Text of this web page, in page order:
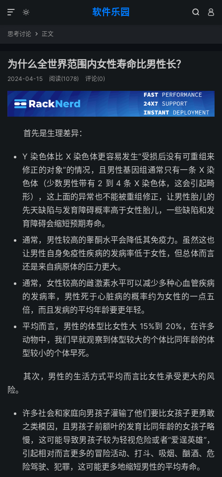
软件乐园 
 

思考讨论  正文
为什么全世界范围内女性寿命比男性长？
2024-04-15 阅读(1078) 评论(0)
首先是生理差异：
Y 染色体比 X 染色体更容易发生“受损后没有可重组来
修正的对象”的情况，且男性基因组通常只有一条 X 染
色体（少数男性带有 2 到 4 条 X 染色体，这会引起畸
形），这上面的异常也不能被重组修正，让男性胎儿的
先天缺陷与发育障碍概率高于女性胎儿，一些缺陷和发
育障碍会缩短预期寿命。
通常，男性较高的睾酮水平会降低其免疫力。虽然这也
让男性自身免疫性疾病的发病率低于女性，但总体而言
还是来自病原体的压力更大。
通常，女性较高的雌激素水平可以减少多种心血管疾病
的发病率，男性死于心脏病的概率约为女性的一点五
倍，而且发病的平均年龄要更年轻。
平均而言，男性的体型比女性大 15%到 20%，在许多
动物中，我们早就观察到体型较大的个体比同年龄的体
型较小的个体早死。
其次，男性的生活方式平均而言比女性承受更大的风
险。
许多社会和家庭向男孩子灌输了他们要比女孩子更勇敢
之类模因，且男孩子前额叶的发育比同年龄的女孩子略
慢，这可能导致男孩子较为轻视危险或者“爱逞英雄”，
引起相对而言更多的冒险活动、打斗、吸烟、酗酒、危
险驾驶、犯罪，这可能更多地缩短男性的平均寿命。